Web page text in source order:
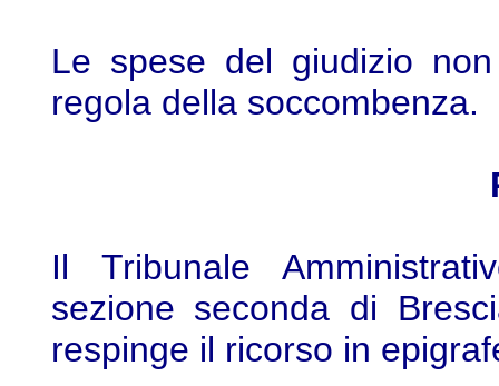
Le spese del giudizio
regola della soccombenza.
Il Tribunale
sezione seconda di
respinge il ricorso in